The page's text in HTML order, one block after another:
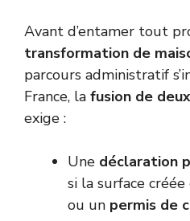
Avant d’entamer tout
transformation de
parcours administratif
France, la fusion de
exige :
Une déclaration
si la surface
ou un permis de